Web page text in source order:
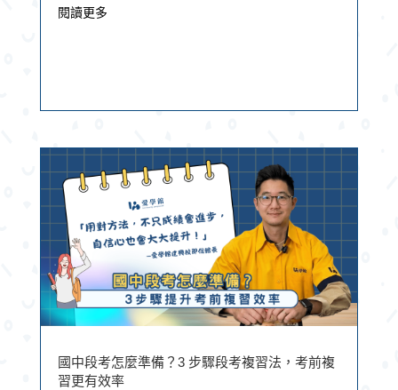
測→錯題分析→考前抓漏，助孩子穩步備戰、從容
閱讀更多
國中段考怎麼準備？3 步驟段考複習法，考前複
習更有效率